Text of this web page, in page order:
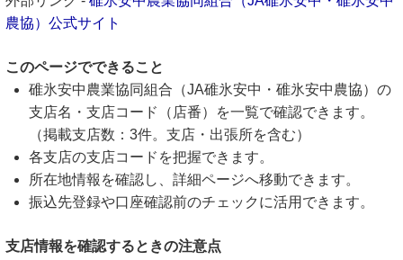
農協）公式サイト
このページでできること
碓氷安中農業協同組合（JA碓氷安中・碓氷安中農協）の
支店名・支店コード（店番）を一覧で確認できます。
（掲載支店数：3件。支店・出張所を含む）
各支店の支店コードを把握できます。
所在地情報を確認し、詳細ページへ移動できます。
振込先登録や口座確認前のチェックに活用できます。
支店情報を確認するときの注意点